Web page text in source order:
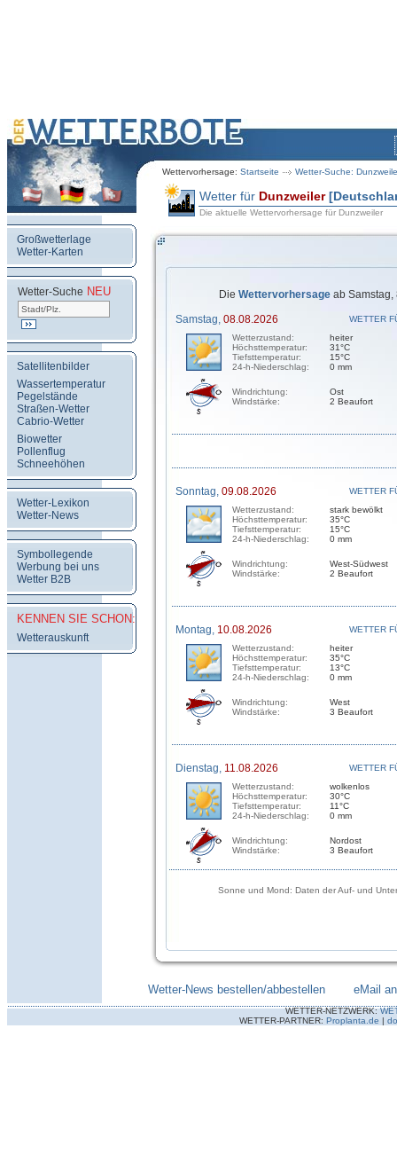
Wettervorhersage: Startseite Wetter-Suche:
Großwetterlage
Wetter-Karten
Wetter-Suche NEU
Satellitenbilder
Wassertemperatur
Pegelstände
Straßen-Wetter
Cabrio-Wetter
Biowetter
Pollenflug
Schneehöhen
Wetter-Lexikon
Wetter-News
Symbollegende
Werbung bei uns
Wetter B2B
KENNEN SIE SCHON:
Wetterauskunft
Wetter für Dunzweiler
Die aktuelle Wettervorhersage für Dunzweiler
Die Wettervorhersage ab Samstag,
Samstag, 08.08.2026
WETTER
Wetterzustand:
Höchsttemperatur:
Tiefsttemperatur:
24-h-Niederschlag:
heiter
31°C
15°C
0 mm
Windrichtung:
Windstärke:
Ost
2 Beaufort
Sonntag, 09.08.2026
WETTER
Wetterzustand:
Höchsttemperatur:
Tiefsttemperatur:
24-h-Niederschlag:
stark bewölkt
35°C
15°C
0 mm
Windrichtung:
Windstärke:
West-Südwest
2 Beaufort
Montag, 10.08.2026
WETTER
Wetterzustand:
Höchsttemperatur:
Tiefsttemperatur:
24-h-Niederschlag:
heiter
35°C
13°C
0 mm
Windrichtung:
Windstärke:
West
3 Beaufort
Dienstag, 11.08.2026
WETTER
Wetterzustand:
Höchsttemperatur:
Tiefsttemperatur:
24-h-Niederschlag:
wolkenlos
30°C
11°C
0 mm
Windrichtung:
Windstärke:
Nordost
3 Beaufort
Sonne und Mond: Daten der Auf- und
Wetter-News bestellen/abbestellen eMail
WETTER-NETZWERK:
WETTER-PARTNER: Proplanta.de |